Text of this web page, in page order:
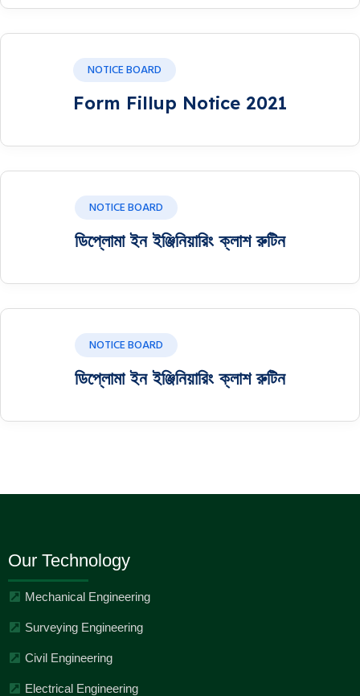
NOTICE BOARD
Form Fillup Notice 2021
NOTICE BOARD
ডিপ্লোমা ইন ইঞ্জিনিয়ারিং ক্লাশ রুটিন
NOTICE BOARD
ডিপ্লোমা ইন ইঞ্জিনিয়ারিং ক্লাশ রুটিন
Our Technology
Mechanical Engineering
Surveying Engineering
Civil Engineering
Electrical Engineering